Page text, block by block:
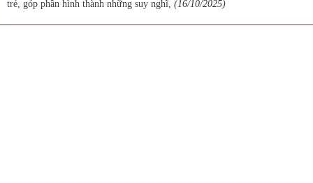
trẻ, góp phần hình thành những suy nghĩ, (16/10/2025)